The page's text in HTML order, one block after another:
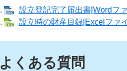
設立登記完了届出書[Wordフ
設立時の財産目録[Excelファ
よくある質問